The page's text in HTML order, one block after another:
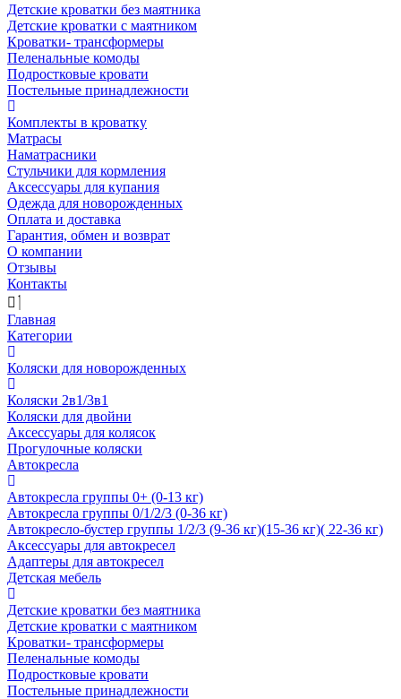
Детские кроватки без маятника
Детские кроватки с маятником
Кроватки- трансформеры
Пеленальные комоды
Подростковые кровати
Постельные принадлежности
Комплекты в кроватку
Матрасы
Наматрасники
Стульчики для кормления
Аксессуары для купания
Одежда для новорожденных
Оплата и доставка
Гарантия, обмен и возврат
О компании
Отзывы
Контакты
Главная
Категории
Коляски для новорожденных
Коляски 2в1/3в1
Коляски для двойни
Аксессуары для колясок
Прогулочные коляски
Автокресла
Автокресла группы 0+ (0-13 кг)
Автокресла группы 0/1/2/3 (0-36 кг)
Автокресло-бустер группы 1/2/3 (9-36 кг)(15-36 кг)( 22-36 кг)
Аксессуары для автокресел
Адаптеры для автокресел
Детская мебель
Детские кроватки без маятника
Детские кроватки с маятником
Кроватки- трансформеры
Пеленальные комоды
Подростковые кровати
Постельные принадлежности